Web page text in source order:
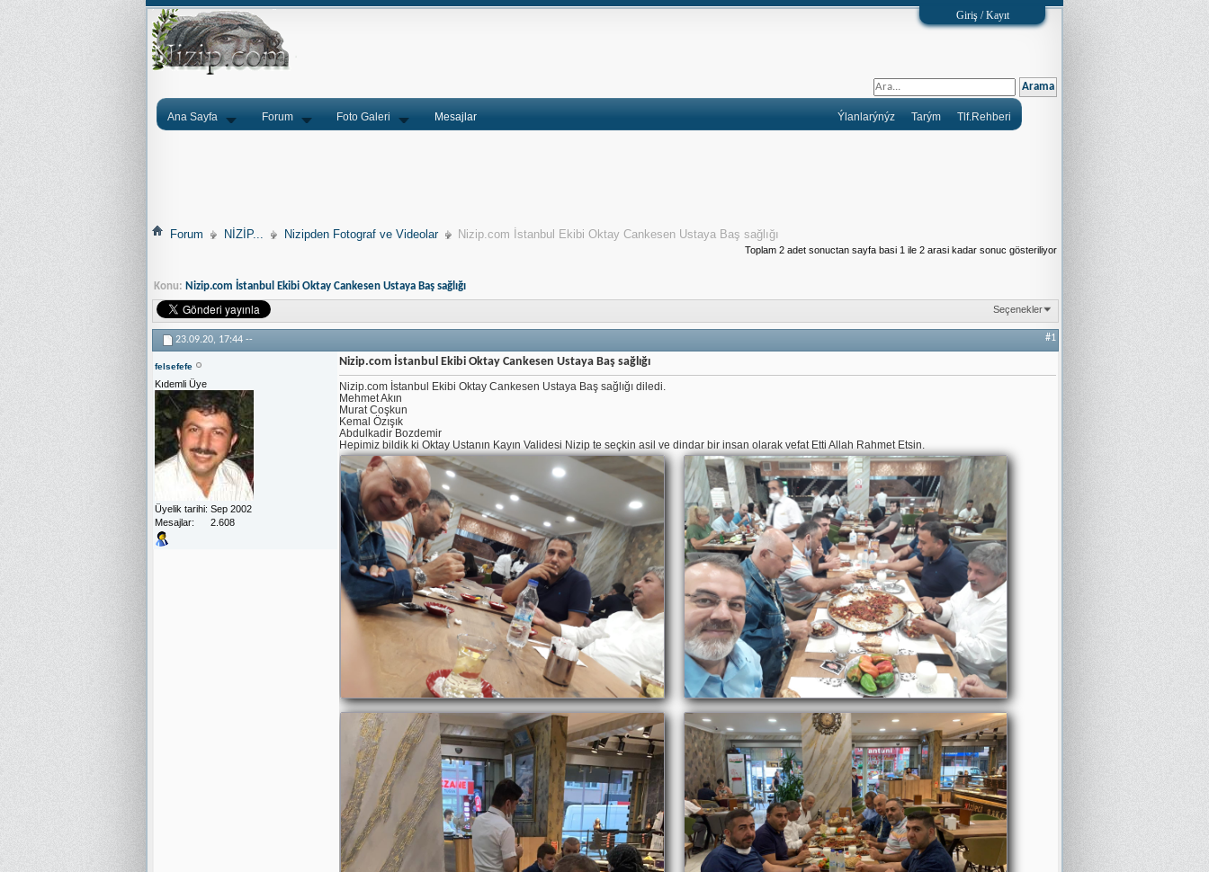
Giriş / Kayıt
Ana Sayfa Forum Foto Galeri Mesajlar Tlf.Rehberi
Tarým
Ýlanlarýnýz
Forum NİZİP... Nizipden Fotograf ve Videolar Nizip.com İstanbul Ekibi Oktay Cankesen Ustaya Baş sağlığı
Toplam 2 adet sonuctan sayfa basi 1 ile 2 arasi kadar sonuc gösteriliyor
Konu: Nizip.com İstanbul Ekibi Oktay Cankesen Ustaya Baş sağlığı
Seçenekler
23.09.20, 17:44 -- #1
felsefefe
Kıdemli Üye
Üyelik tarihi Sep 2002
Mesajlar
2.608
Nizip.com İstanbul Ekibi Oktay Cankesen Ustaya Baş sağlığı
Nizip.com İstanbul Ekibi Oktay Cankesen Ustaya Baş sağlığı diledi.
Mehmet Akın
Murat Coşkun
Kemal Özışık
Abdulkadir Bozdemir
Hepimiz bildik ki Oktay Ustanın Kayın Validesi Nizip te seçkin asil ve dindar bir insan olarak vefat Etti Allah Rahmet Etsin.